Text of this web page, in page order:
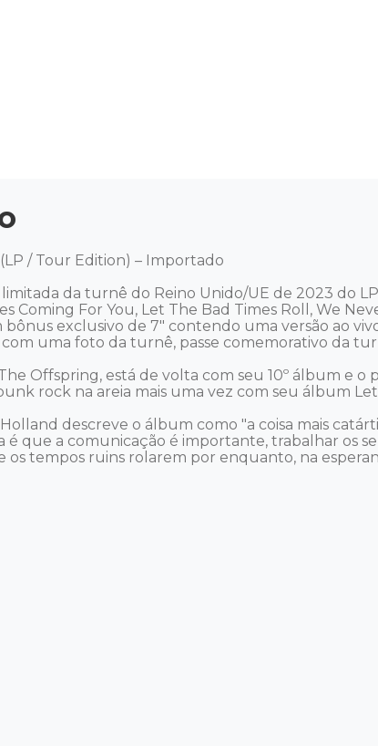
/ Tour Edition) – Importado
da turnê do Reino Unido/UE de 2023 do LP
Coming For You, Let The Bad Times Roll, We
exclusivo de 7" contendo uma versão ao
uma foto da turnê, passe comemorativo da
Offspring, está de volta com seu 10º álbum e
rock na areia mais uma vez com seu álbum
descreve o álbum como "a coisa mais
é que a comunicação é importante, trabalhar os
os tempos ruins rolarem por enquanto, na